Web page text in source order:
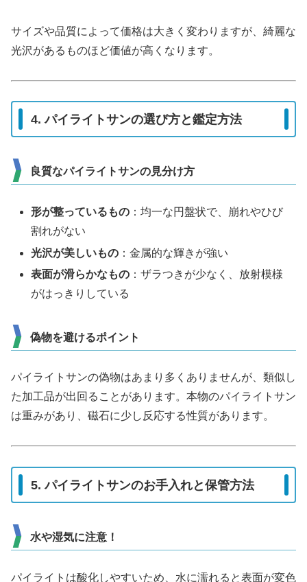
サイズや品質によって価格は大きく変わりますが、綺麗な
光沢があるものほど価値が高くなります。
4. パイライトサンの選び方と鑑定方法
良質なパイライトサンの見分け方
形が整っているもの ：均一な円盤状で、崩れやひび
割れがない
光沢が美しいもの ：金属的な輝きが強い
表面が滑らかなもの ：ザラつきが少なく、放射模様
がはっきりしている
偽物を避けるポイント
パイライトサンの偽物はあまり多くありませんが、類似し
た加工品が出回ることがあります。本物のパイライトサン
は重みがあり、磁石に少し反応する性質があります。
5. パイライトサンのお手入れと保管方法
水や湿気に注意！
パイライトは酸化しやすいため、水に濡れると表面が変色